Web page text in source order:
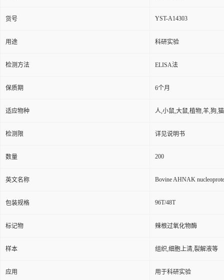
货号 YST-A14303
用途 科研实验
检测方法 ELISA法
保质期 6个月
适应物种 人,小鼠,大鼠,植物,羊,狗,
检测限 详见说明书
数量 200
英文名称 Bovine AHNAK
包装规格 96T/48T
标记物 辣根过氧化物酶
样本 组织,细胞上清,裂解液等
应用 用于科研实验